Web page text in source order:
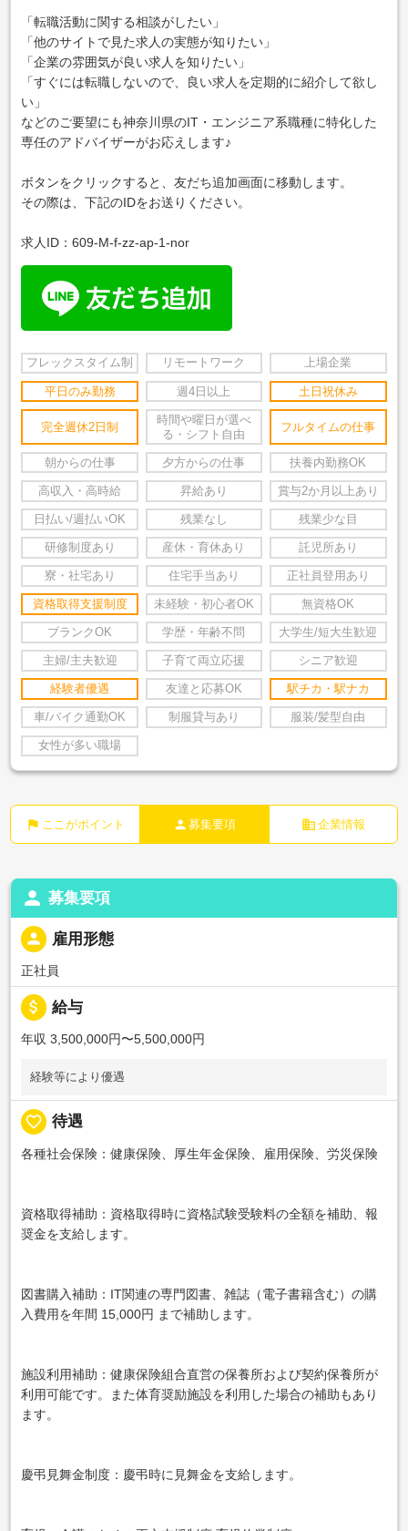
「転職活動に関する相談がしたい」
「他のサイトで見た求人の実態が知りたい」
「企業の雰囲気が良い求人を知りたい」
「すぐには転職しないので、良い求人を定期的に紹介して欲し
い」
などのご要望にも神奈川県のIT・エンジニア系職種に特化した
専任のアドバイザーがお応えします♪
ボタンをクリックすると、友だち追加画面に移動します。
その際は、下記のIDをお送りください。
求人ID：609-M-f-zz-ap-1-nor
フレックスタイム制 リモートワーク 上場企業
平日のみ勤務 週4日以上 土日祝休み
完全週休2日制
時間や曜日が選べ
る・シフト自由
フルタイムの仕事
朝からの仕事 夕方からの仕事 扶養内勤務OK
高収入・高時給 昇給あり 賞与2か月以上あり
日払い/週払いOK 残業なし 残業少な目
研修制度あり 産休・育休あり 託児所あり
寮・社宅あり 住宅手当あり 正社員登用あり
資格取得支援制度 未経験・初心者OK 無資格OK
ブランクOK 学歴・年齢不問 大学生/短大生歓迎
主婦/主夫歓迎 子育て両立応援 シニア歓迎
経験者優遇 友達と応募OK 駅チカ・駅ナカ
車/バイク通勤OK 制服貸与あり 服装/髪型自由
女性が多い職場
flag ここがポイント person 募集要項 business 企業情報
person 募集要項
person 雇用形態
正社員
attach_money 給与
年収 3,500,000円〜5,500,000円
経験等により優遇
favorite_border 待遇
各種社会保険：健康保険、厚生年金保険、雇用保険、労災保険
資格取得補助：資格取得時に資格試験受験料の全額を補助、報
奨金を支給します。
図書購入補助：IT関連の専門図書、雑誌（電子書籍含む）の購
入費用を年間 15,000円 まで補助します。
施設利用補助：健康保険組合直営の保養所および契約保養所が
利用可能です。また体育奨励施設を利用した場合の補助もあり
ます。
慶弔見舞金制度：慶弔時に見舞金を支給します。